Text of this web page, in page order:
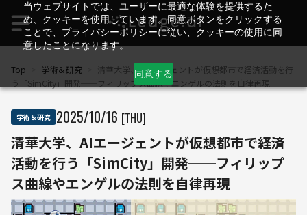
当ウェブサイトでは、ユーザーに最適な体験を提供するた
め、クッキーを使用しています。同意ボタンをクリックする
ことで、プライバシーポリシーに従い、クッキーの使用に同
意したことになります。
同意する
Top 学術＆研究
清華大学、AIエージェントが仮想都市で経済活動を行
う「SimCity」開発──フィリップス曲線やエンゲルの法則を自律再現
学術＆研究 2025/10/16 [THU]
清華大学、AIエージェントが仮想都市で経済
活動を行う「SimCity」開発──フィリップ
ス曲線やエンゲルの法則を自律再現